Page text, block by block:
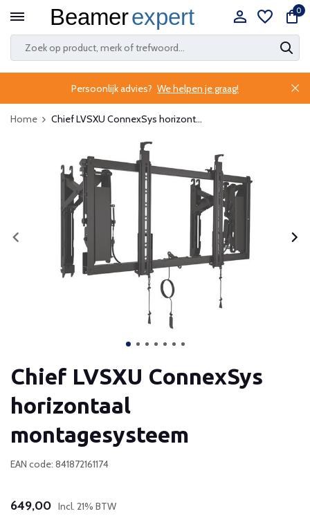
0
Persoonlijk advies? We helpen je graag!
Home Chief LVSXU ConnexSys horizont...
Chief LVSXU ConnexSys
horizontaal
montagesysteem
EAN code: 841872161174
649,00 Incl. 21% BTW